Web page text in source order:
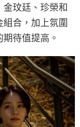
金玟廷、珍榮和
合，加上氛圍
待值提高。